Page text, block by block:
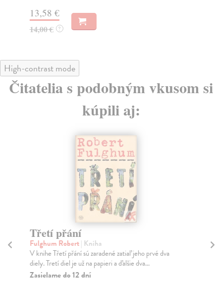
13,58 €
14,00 € ?
High-contrast mode
Čitatelia s podobným vkusom si
kúpili aj:
Třetí přání
Fulghum Robert| Kniha
V knihe Třetí přání sú zaradené zatiaľ jeho prvé dva
diely. Tretí diel je už na papieri a ďalšie dva...
Zasielame do 12 dní